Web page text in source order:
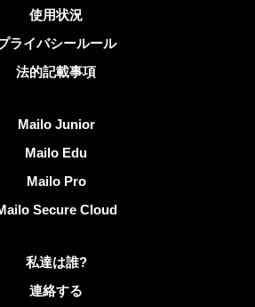
使用状況
ライバシールール
法的記載事項
Mailo Junior
Mailo Edu
Mailo Pro
Secure Cloud
情報私達は誰?
連絡する